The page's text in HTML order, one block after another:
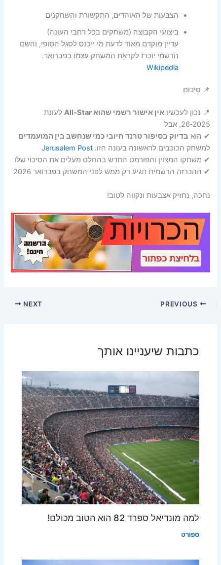
הצבעות של האוהדים, התקשורת והשחקנים
ביצועי הקבוצה (משחקים בכל רחבי העונה)
עדיין מוקדם מאוד לדעת מי ייכנס לסגל הסופי, והשם
הרשמי יוכרז לקראת המשחק עצמו בפברואר.
Wikipedia
📌 סיכום
📍 נכון לעכשיואין אישור רשמי שהוא All‑Star
לעונת
2025‑26, אבל
✔ הוא בדיוק בסיפור טרנד חיובי כמי שנחשב בין המועמדים
למשחק הכוכבים לראשונה בעונה הזו.Jerusalem Post
✔ משחקו המצוין והפורמט החדש בהחלט מעלים את הסיכוי שלו
✔ ההכרזה הרשמית תגיע רק ממש לפני המשחק בפברואר 2026
נחכה, נחזיק אצבעות ונקווה לטוב!
NEXT
כתבות שיעניינו אותך
למה מונדיאל ספרד 82 הוא הטוב מכולם!
ספורט